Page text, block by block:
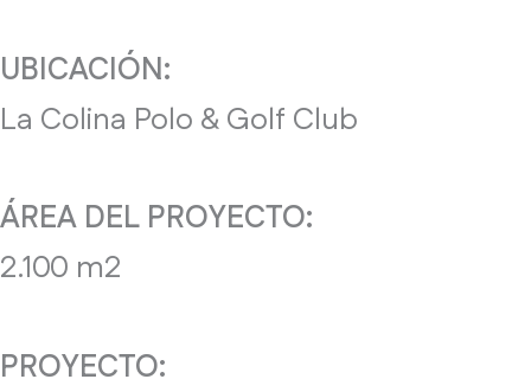
UBICACIÓN:
La Colina Polo & Golf Club
ÁREA DEL PROYECTO:
2.100 m2
PROYECTO: